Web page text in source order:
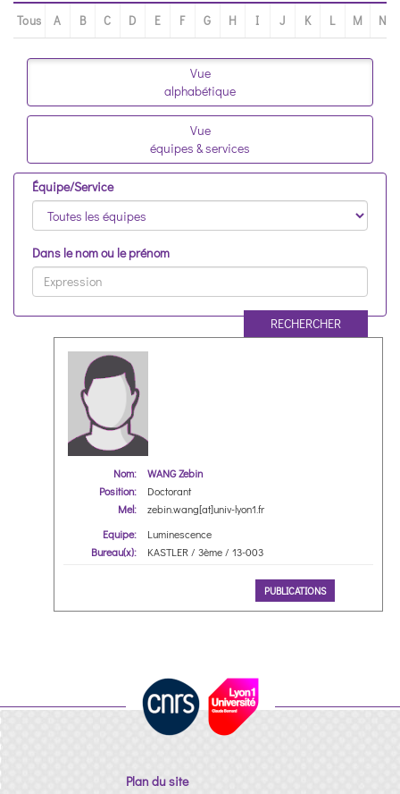
Tous A B C D E F G H I J K L M N
Vue
alphabétique
Vue
équipes & services
Équipe/Service
Dans le nom ou le prénom
RECHERCHER
Nom:
WANG Zebin
Position:
Doctorant
Mel:
zebin.wang[at]univ-lyon1.fr
Equipe:
Luminescence
Bureau(x):
KASTLER / 3ème / 13-003
PUBLICATIONS
Plan du site